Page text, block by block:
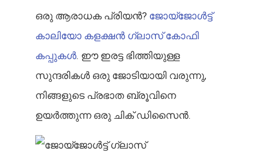
ഒരു ആരാധക പ്രിയൻ? ജോയ്‌ജോൾട്ട്
കാലിയോ കളക്ഷൻ ഗ്ലാസ് കോഫി
കപ്പുകൾ. ഈ ഇരട്ട ഭിത്തിയുള്ള
സുന്ദരികൾ ഒരു ജോടിയായി വരുന്നു,
നിങ്ങളുടെ പ്രഭാത ബ്രൂവിനെ
ഉയർത്തുന്ന ഒരു ചിക് ഡിസൈൻ.